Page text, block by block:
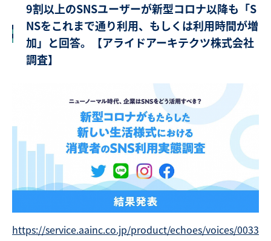
9割以上のSNSユーザーが新型コロナ以降も「S
NSをこれまで通り利用、もしくは利用時間が増
加」と回答。【アライドアーキテクツ株式会社
調査】
https://service.aainc.co.jp/product/echoes/voices/0033